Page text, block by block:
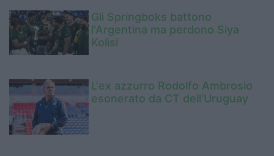
Gli Springboks battono
l'Argentina ma perdono Siya
Kolisi
L'ex azzurro Rodolfo Ambrosio
esonerato da CT dell'Uruguay